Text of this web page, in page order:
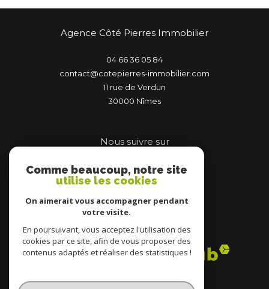
Agence Côté Pierres Immobilier
04 66 36 05 84
contact@cotepierres-immobilier.com
11 rue de Verdun
30000
nîmes
Nous suivre sur
Adhérents
Comme beaucoup, notre site
utilise les cookies
On aimerait vous accompagner pendant
votre visite.
En poursuivant, vous acceptez l'utilisation des
cookies par ce site, afin de vous proposer des
contenus adaptés et réaliser des statistiques !